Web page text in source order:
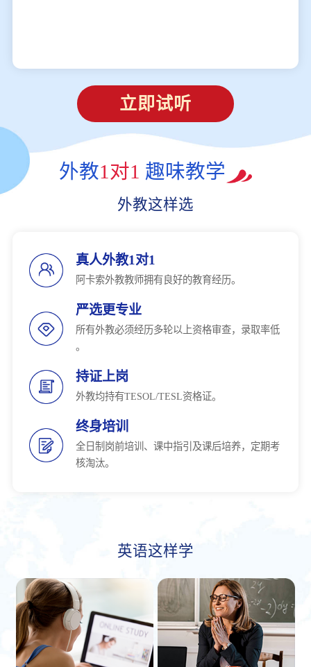
立即试听
外教1对1 趣味教学
外教这样选
真人外教1对1
阿卡索外教教师拥有良好的教育经历。
严选更专业
所有外教必须经历多轮以上资格审查，录取率低
。
持证上岗
外教均持有TESOL/TESL资格证。
终身培训
全日制岗前培训、课中指引及课后培养，定期考
核淘汰。
英语这样学